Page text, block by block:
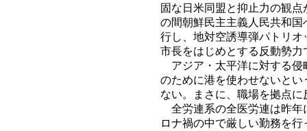
固な日米同盟と抑止力の観
の間朝鮮民主主義人民共和
行し、地対空誘導弾パトリ
市長をはじめとする反動勢力
アジア・太平洋に対する侵
のために港を使わせないと
ない。まさに、職場を拠点
全労連系の全医労連は昨年
ロナ禍の中で厳しい勤務を